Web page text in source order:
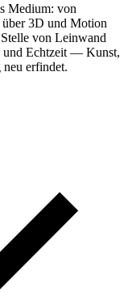
Medium: von
3D und Motion
von Leinwand
und Echtzeit — Kunst,
neu erfindet.